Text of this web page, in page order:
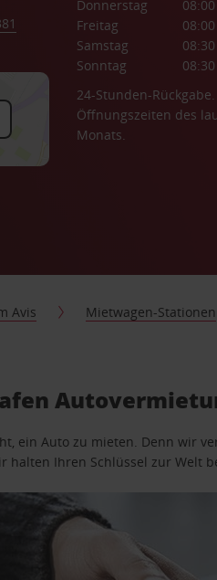
Donnerstag
Freitag
Samstag
Sonntag
24-Stunden-Rückgabe.
Öffnungszeiten des
Monats.
Avis Mietwagen-Stationen
ein Auto zu mieten. Denn wir
halten Ihren Schlüssel zur Welt